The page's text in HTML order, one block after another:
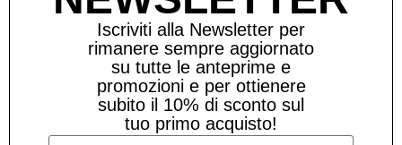
Iscriviti alla Newsletter per
rimanere sempre aggiornato
su tutte le anteprime e
promozioni e per ottienere
subito il 10% di sconto sul
tuo primo acquisto!